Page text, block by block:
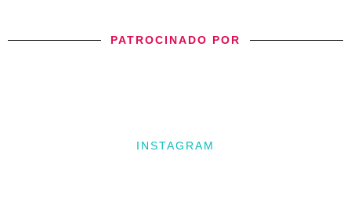
PATROCINADO POR
INSTAGRAM